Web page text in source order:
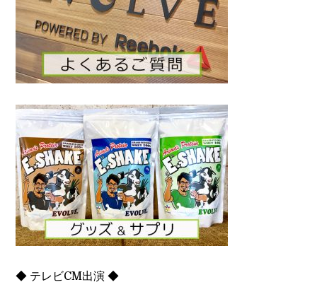
◆ テレビCM出演 ◆